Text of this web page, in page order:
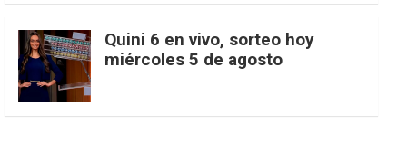
Quini 6 en vivo, sorteo hoy
miércoles 5 de agosto